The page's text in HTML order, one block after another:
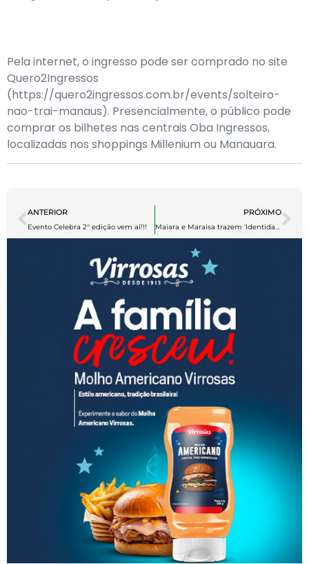
Pela internet, o ingresso pode ser comprado no site
Quero2Ingressos
(https://quero2ingressos.com.br/events/solteiro-
nao-trai-manaus). Presencialmente, o público pode
comprar os bilhetes nas centrais Oba Ingressos,
localizadas nos shoppings Millenium ou Manauara.
ANTERIOR
Evento Celebra 2° edição vem aí!!!
PRÓXIMO